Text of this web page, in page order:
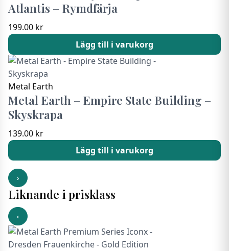
Atlantis – Rymdfärja
199.00 kr
Lägg till i varukorg
Metal Earth
Metal Earth – Empire State Building –
Skyskrapa
139.00 kr
Lägg till i varukorg
›
Liknande i prisklass
‹